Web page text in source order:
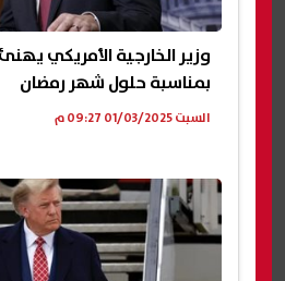
وزير الخارجية الأمريكي
بمناسبة حلول شهر رمضان
السبت 01/03/2025 09:27 م